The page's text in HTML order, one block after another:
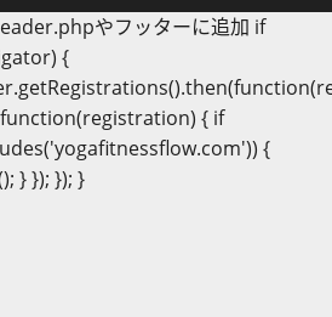
やフッターに追加 if
{
{ if
{
} }); }); }